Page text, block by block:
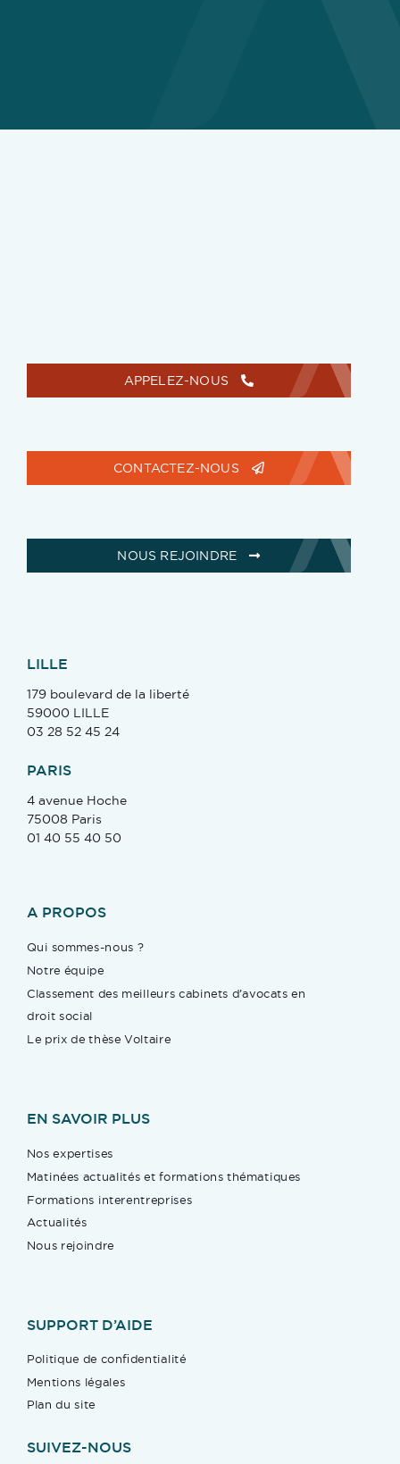
APPELEZ-NOUS
CONTACTEZ-NOUS
NOUS REJOINDRE
LILLE
179 boulevard de la liberté
59000 LILLE
03 28 52 45 24
PARIS
4 avenue Hoche
75008 Paris
01 40 55 40 50
A PROPOS
Qui sommes-nous ?
Notre équipe
Classement des meilleurs cabinets d’avocats en
droit social
Le prix de thèse Voltaire
EN SAVOIR PLUS
Nos expertises
Matinées actualités et formations thématiques
Formations interentreprises
Actualités
Nous rejoindre
SUPPORT D’AIDE
Politique de confidentialité
Mentions légales
Plan du site
SUIVEZ-NOUS